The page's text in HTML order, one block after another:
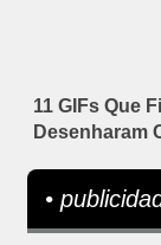
11 GIFs Que
Desenharam
•